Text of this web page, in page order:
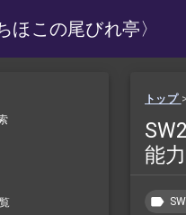
ほこの尾びれ亭〉
トップ
能